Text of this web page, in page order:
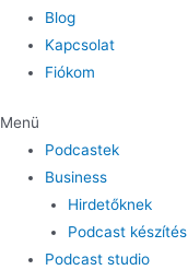
Blog
Kapcsolat
Fiókom
Menü
Podcastek
Business
Hirdetőknek
Podcast készítés
Podcast studio